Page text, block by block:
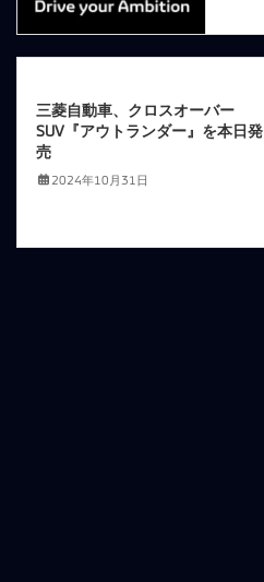
三菱自動車、クロスオーバー
SUV『アウトランダー』を本日発
売
2024年10月31日